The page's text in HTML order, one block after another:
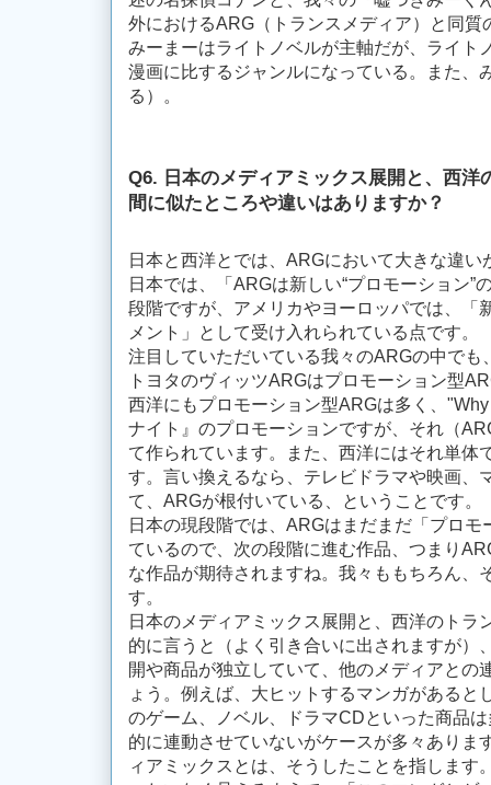
外におけるARG（トランスメディア）と同質
みーまーはライトノベルが主軸だが、ライト
漫画に比するジャンルになっている。また、
る）。
Q6. 日本のメディアミックス展開と、西洋
間に似たところや違いはありますか？
日本と西洋とでは、ARGにおいて大きな違い
日本では、「ARGは新しい“プロモーション”
段階ですが、アメリカやヨーロッパでは、「
メント」として受け入れられている点です。
注目していただいている我々のARGの中でも
トヨタのヴィッツARGはプロモーション型
西洋にもプロモーション型ARGは多く、
ナイト』のプロモーションですが、それ（
て作られています。また、西洋にはそれ単体
す。言い換えるなら、テレビドラマや映画、
て、ARGが根付いている、ということです。
日本の現段階では、ARGはまだまだ「プロ
ているので、次の段階に進む作品、つまり
な作品が期待されますね。我々ももちろん、
す。
日本のメディアミックス展開と、西洋のトラ
的に言うと（よく引き合いに出されますが）
開や商品が独立していて、他のメディアとの
ょう。例えば、大ヒットするマンガがあると
のゲーム、ノベル、ドラマCDといった商品
的に連動させていないがケースが多々ありま
ィアミックスとは、そうしたことを指します